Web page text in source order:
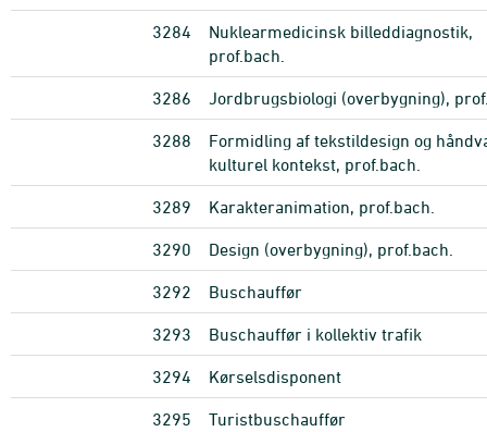
3284
Nuklearmedicinsk billeddiagnostik,
prof.bach.
3286 Jordbrugsbiologi (overbygning),
3288
Formidling af tekstildesign og
kulturel kontekst, prof.bach.
3289 Karakteranimation, prof.bach.
3290 Design (overbygning), prof.bach.
3292 Buschauffør
3293 Buschauffør i kollektiv trafik
3294 Kørselsdisponent
3295 Turistbuschauffør